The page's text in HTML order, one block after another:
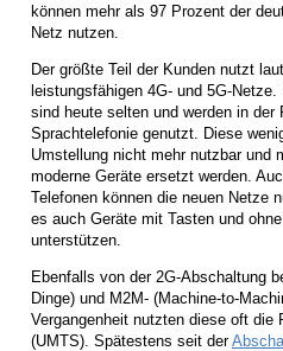
können mehr als 97 Prozent der
Netz nutzen.
Der größte Teil der Kunden nutzt
leistungsfähigen 4G- und 5G-
sind heute selten und werden in der
Sprachtelefonie genutzt. Diese
Umstellung nicht mehr nutzbar und
moderne Geräte ersetzt werden.
Telefonen können die neuen Netze
es auch Geräte mit Tasten und
unterstützen.
Ebenfalls von der 2G-Abschaltung
Dinge) und M2M- (Machine-to-
Vergangenheit nutzten diese oft die
(UMTS). Spätestens seit der